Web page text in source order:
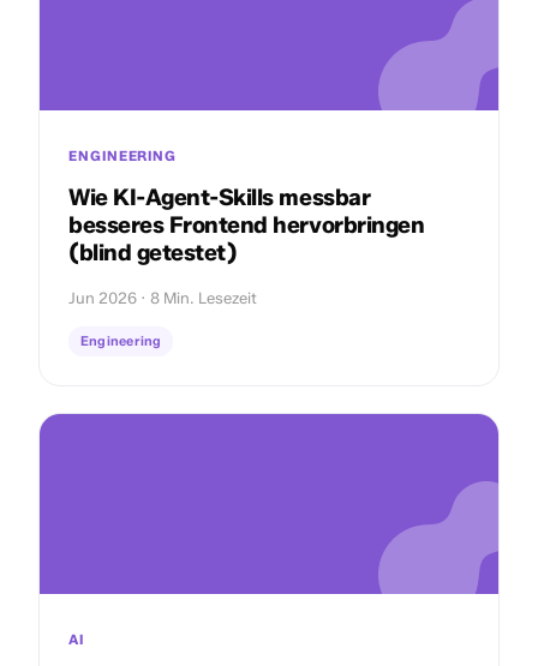
ENGINEERING
Wie KI-Agent-Skills messbar
besseres Frontend hervorbringen
(blind getestet)
Jun 2026 · 8 Min. Lesezeit
Engineering
AI